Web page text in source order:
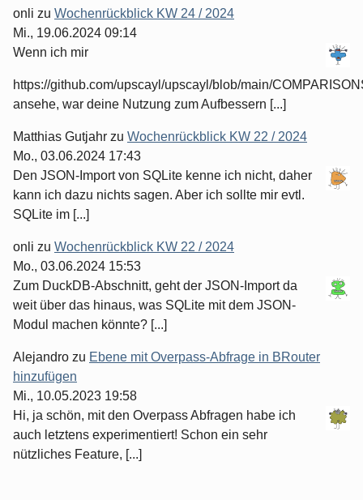
onli zu Wochenrückblick KW 24 / 2024
Mi., 19.06.2024 09:14
Wenn ich mir
https://github.com/upscayl/upscayl/blob/main/
ansehe, war deine Nutzung zum Aufbessern [...]
Matthias Gutjahr zu Wochenrückblick KW 22 / 2024
Mo., 03.06.2024 17:43
Den JSON-Import von SQLite kenne ich nicht, daher
kann ich dazu nichts sagen. Aber ich sollte mir evtl.
SQLite im [...]
onli zu Wochenrückblick KW 22 / 2024
Mo., 03.06.2024 15:53
Zum DuckDB-Abschnitt, geht der JSON-Import da
weit über das hinaus, was SQLite mit dem JSON-
Modul machen könnte? [...]
Alejandro zu Ebene mit Overpass-Abfrage in BRouter
hinzufügen
Mi., 10.05.2023 19:58
Hi, ja schön, mit den Overpass Abfragen habe ich
auch letztens experimentiert! Schon ein sehr
nützliches Feature, [...]